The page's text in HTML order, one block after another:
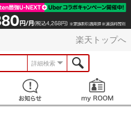
楽天トップへ
詳細検索
見つける お知らせ